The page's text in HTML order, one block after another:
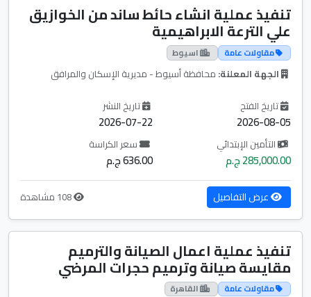
تنفيذ عملية انشاء حائط ساند من الخوازيق
علي الترعة الابراهيمية
مقاولات عامة اسيوط
الجهة المعلنة: محافظة أسيوط - مديرية الإسكان والمرافق
تاريخ الفتح
2026-08-05
تاريخ النشر
2026-07-22
التأمين الإبتدائي
285,000.00 ج.م
سعر الكراسة
636.00 ج.م
عرض التفاصيل
تنفيذ عملية اعمال الصيانة والترميم
مقايسة صيانة وترميم حجرات المرضي
مقاولات عامة القاهرة